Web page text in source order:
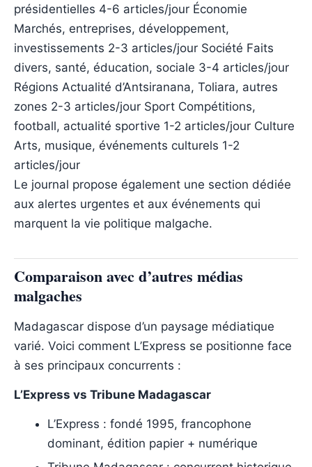
présidentielles 4-6 articles/jour Économie
Marchés, entreprises, développement,
investissements 2-3 articles/jour Société Faits
divers, santé, éducation, sociale 3-4 articles/jour
Régions Actualité d’Antsiranana, Toliara, autres
zones 2-3 articles/jour Sport Compétitions,
football, actualité sportive 1-2 articles/jour Culture
Arts, musique, événements culturels 1-2
articles/jour
Le journal propose également une section dédiée
aux alertes urgentes et aux événements qui
marquent la vie politique malgache.
Comparaison avec d’autres médias
malgaches
Madagascar dispose d’un paysage médiatique
varié. Voici comment L’Express se positionne face
à ses principaux concurrents :
L’Express vs Tribune Madagascar
L’Express : fondé 1995, francophone
dominant, édition papier + numérique